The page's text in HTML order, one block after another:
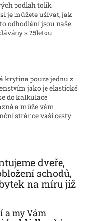
podlah tolik
je můžete užívat, jak
odhodlání jsou naše
s 25letou
krytina pouze jednu z
jako je elastické
do kalkulace
a může vám
stránce vaší cesty
dveře,
schodů,
na míru již
a my Vám